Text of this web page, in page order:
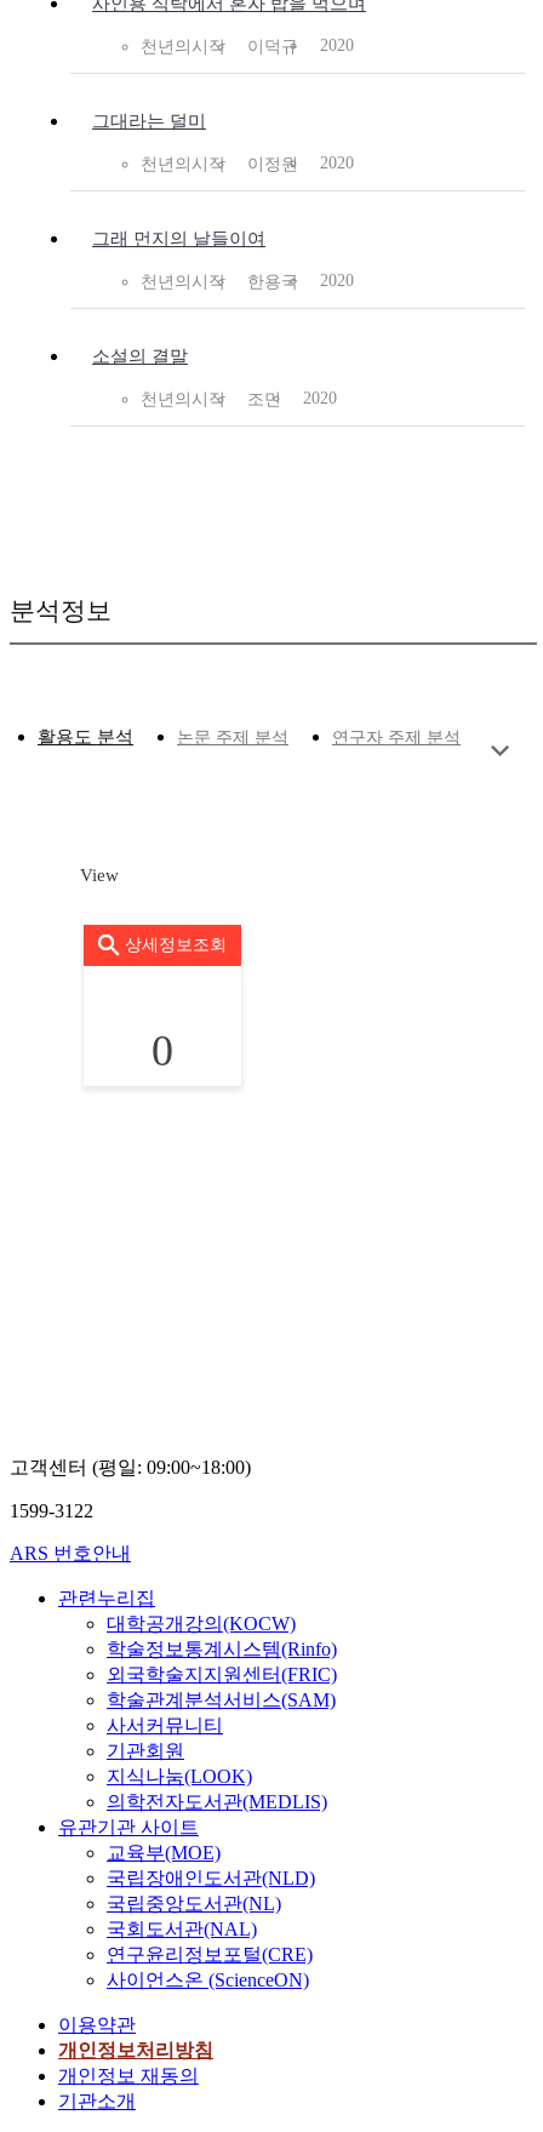
천년의시작 이덕규 2020
그대라는 덜미
천년의시작 이정원 2020
그래 먼지의 날들이여
천년의시작 한용국 2020
소설의 결말
천년의시작 조민 2020
분석정보
활용도 분석 논문 주제 분석 연구자 주제 분석
View
상세정보조회
0
고객센터 (평일: 09:00~18:00)
1599-3122
ARS 번호안내
관련누리집
대학공개강의(KOCW)
학술정보통계시스템(Rinfo)
외국학술지지원센터(FRIC)
학술관계분석서비스(SAM)
사서커뮤니티
기관회원
지식나눔(LOOK)
의학전자도서관(MEDLIS)
유관기관 사이트
교육부(MOE)
국립장애인도서관(NLD)
국립중앙도서관(NL)
국회도서관(NAL)
연구윤리정보포털(CRE)
사이언스온 (ScienceON)
이용약관
개인정보처리방침
개인정보 재동의
기관소개